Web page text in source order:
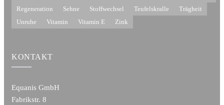
Regeneration
Sehne Stoffwechsel Teufelskralle
Trägheit
Unruhe
Vitamin Vitamin E Zink
KONTAKT
Equanis GmbH
Fabrikstr. 8